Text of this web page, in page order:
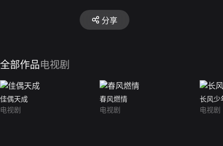
分享
全部作品电视剧
佳偶天成
电视剧
春风燃情
电视剧
长风少
电视剧